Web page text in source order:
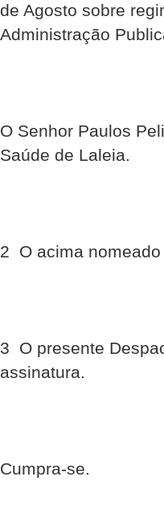
de Agosto sobre
Administração
O Senhor Paulos
Saúde de Laleia.
2  O acima
3  O presente
assinatura.
Cumpra-se.